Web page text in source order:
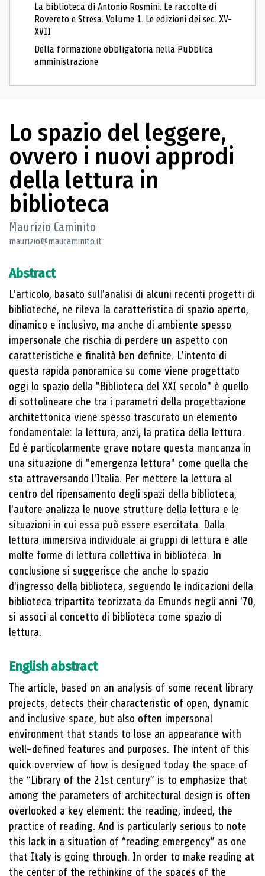
La biblioteca di Antonio Rosmini. Le raccolte di
Rovereto e Stresa. Volume 1. Le edizioni dei sec. XV-
XVII
Della formazione obbligatoria nella Pubblica
amministrazione
Lo spazio del leggere,
ovvero i nuovi approdi
della lettura in
biblioteca
Maurizio Caminito
maurizio@maucaminito.it
Abstract
L'articolo, basato sull'analisi di alcuni recenti progetti di
biblioteche, ne rileva la caratteristica di spazio aperto,
dinamico e inclusivo, ma anche di ambiente spesso
impersonale che rischia di perdere un aspetto con
caratteristiche e finalità ben definite. L'intento di
questa rapida panoramica su come viene progettato
oggi lo spazio della "Biblioteca del XXI secolo" è quello
di sottolineare che tra i parametri della progettazione
architettonica viene spesso trascurato un elemento
fondamentale: la lettura, anzi, la pratica della lettura.
Ed è particolarmente grave notare questa mancanza in
una situazione di "emergenza lettura" come quella che
sta attraversando l'Italia. Per mettere la lettura al
centro del ripensamento degli spazi della biblioteca,
l'autore analizza le nuove strutture della lettura e le
situazioni in cui essa può essere esercitata. Dalla
lettura immersiva individuale ai gruppi di lettura e alle
molte forme di lettura collettiva in biblioteca. In
conclusione si suggerisce che anche lo spazio
d'ingresso della biblioteca, seguendo le indicazioni della
biblioteca tripartita teorizzata da Emunds negli anni '70,
si associ al concetto di biblioteca come spazio di
lettura.
English abstract
The article, based on an analysis of some recent library
projects, detects their characteristic of open, dynamic
and inclusive space, but also often impersonal
environment that stands to lose an appearance with
well-defined features and purposes. The intent of this
quick overview of how is designed today the space of
the “Library of the 21st century” is to emphasize that
among the parameters of architectural design is often
overlooked a key element: the reading, indeed, the
practice of reading. And is particularly serious to note
this lack in a situation of “reading emergency” as one
that Italy is going through. In order to make reading at
the center of the rethinking of the spaces of the